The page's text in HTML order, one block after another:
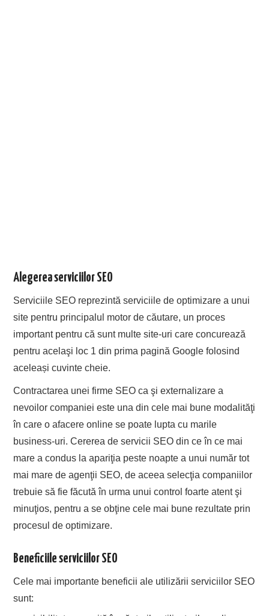
Alegerea serviciilor SEO
Serviciile SEO reprezintă serviciile de optimizare a unui
site pentru principalul motor de căutare, un proces
important pentru că sunt multe site-uri care concurează
pentru acelaşi loc 1 din prima pagină Google folosind
aceleași cuvinte cheie.
Contractarea unei firme SEO ca şi externalizare a
nevoilor companiei este una din cele mai bune modalităţi
în care o afacere online se poate lupta cu marile
business-uri. Cererea de servicii SEO din ce în ce mai
mare a condus la apariţia peste noapte a unui număr tot
mai mare de agenţii SEO, de aceea selecţia companiilor
trebuie să fie făcută în urma unui control foarte atent şi
minuţios, pentru a se obţine cele mai bune rezultate prin
procesul de optimizare.
Beneficiile serviciilor SEO
Cele mai importante beneficii ale utilizării serviciilor SEO
sunt: